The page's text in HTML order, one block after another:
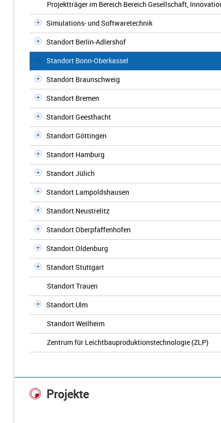
Projektträger im Bereich Bereich Gesellschaft,
Simulations- und Softwaretechnik
Standort Berlin-Adlershof
Standort Bonn-Oberkassel
Standort Braunschweig
Standort Bremen
Standort Geesthacht
Standort Göttingen
Standort Hamburg
Standort Jülich
Standort Lampoldshausen
Standort Neustrelitz
Standort Oberpfaffenhofen
Standort Oldenburg
Standort Stuttgart
Standort Trauen
Standort Ulm
Standort Weilheim
Zentrum für Leichtbauproduktionstechnologie (ZLP)
Projekte